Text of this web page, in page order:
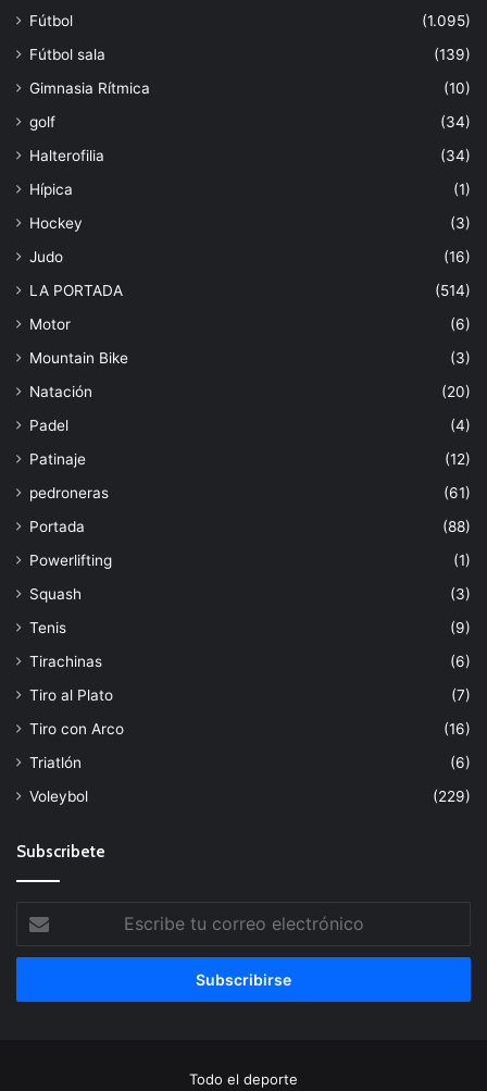
Fútbol
(1.095)
Fútbol sala
(139)
Gimnasia Rítmica
(10)
golf
(34)
Halterofilia
(34)
Hípica
(1)
Hockey
(3)
Judo
(16)
LA PORTADA
(514)
Motor
(6)
Mountain Bike
(3)
Natación
(20)
Padel
(4)
Patinaje
(12)
pedroneras
(61)
Portada
(88)
Powerlifting
(1)
Squash
(3)
Tenis
(9)
Tirachinas
(6)
Tiro al Plato
(7)
Tiro con Arco
(16)
Triatlón
(6)
Voleybol
(229)
Subscribete
tu
correo
Todo el deporte